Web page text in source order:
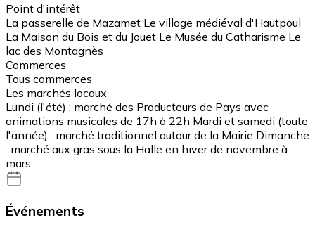
Point d'intérêt
La passerelle de Mazamet Le village médiéval d'Hautpoul
La Maison du Bois et du Jouet Le Musée du Catharisme Le
lac des Montagnès
Commerces
Tous commerces
Les marchés locaux
Lundi (l'été) : marché des Producteurs de Pays avec
animations musicales de 17h à 22h Mardi et samedi (toute
l'année) : marché traditionnel autour de la Mairie Dimanche
: marché aux gras sous la Halle en hiver de novembre à
mars.
Événements